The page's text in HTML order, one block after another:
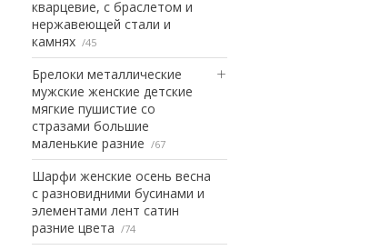
кварцевие, с браслетом и
нержавеющей стали и
камнях
45
Брелоки металлические
мужские женские детские
мягкие пушистие со
стразами большие
маленькие разние
67
Шарфи женские осень весна
с разновидними бусинами и
элементами лент сатин
разние цвета
74